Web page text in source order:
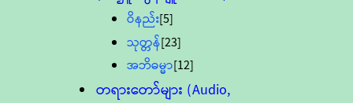
ဝိနည်း[5]
သုတ္တန်[23]
အဘိဓမ္မာ[12]
တရားတော်များ (Audio,